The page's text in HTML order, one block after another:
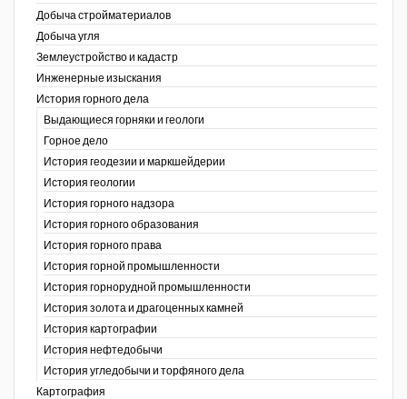
Добыча стройматериалов
Добыча угля
Землеустройство и кадастр
Инженерные изыскания
История горного дела
Выдающиеся горняки и геологи
Горное дело
История геодезии и маркшейдерии
История геологии
История горного надзора
История горного образования
История горного права
История горной промышленности
История горнорудной промышленности
История золота и драгоценных камней
История картографии
История нефтедобычи
История угледобычи и торфяного дела
Картография